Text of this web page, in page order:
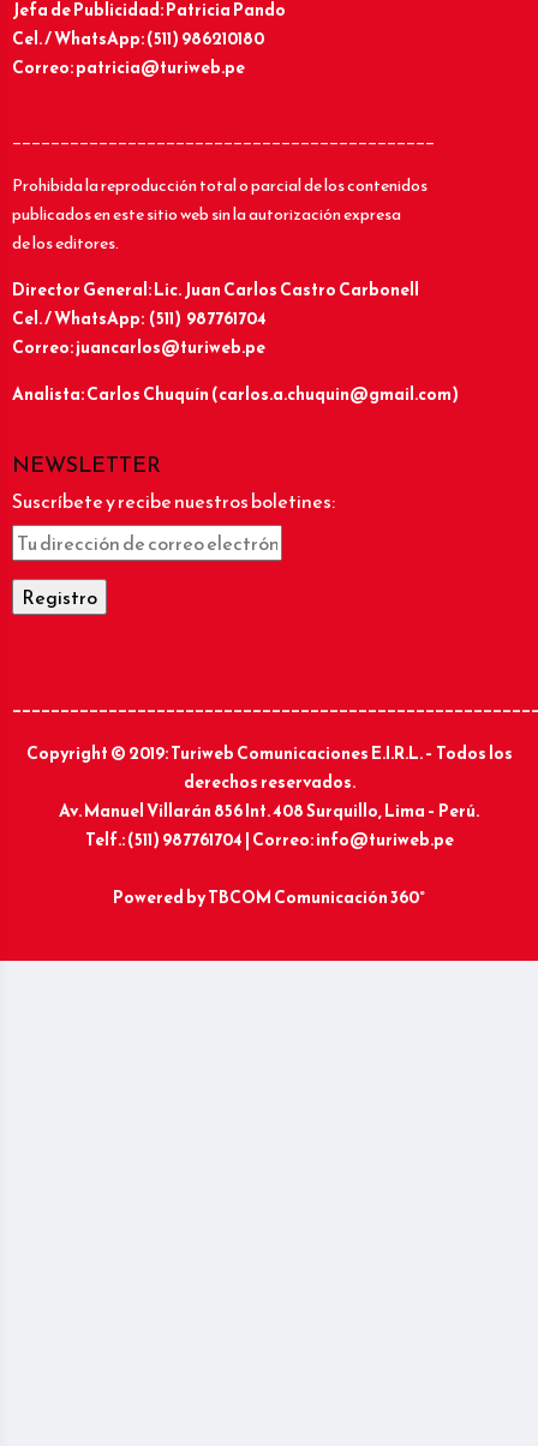
Jefa de Publicidad: Patricia Pando
Cel. / WhatsApp: (511) 986210180
Correo: patricia@turiweb.pe
____________________________________________
Prohibida la reproducción total o parcial de los contenidos
publicados en este sitio web sin la autorización expresa
de los editores.
Director General: Lic.Juan Carlos Castro Carbonell
Cel. / WhatsApp: (511) 987761704
Correo: juancarlos@turiweb.pe
Analista: Carlos Chuquín (carlos.a.chuquin@gmail.com)
NEWSLETTER
Suscríbete y recibe nuestros boletines:
Copyright © 2019: Turiweb Comunicaciones E.I.R.L. – Todos los
derechos reservados.
Av. Manuel Villarán 856 Int. 408 Surquillo, Lima – Perú.
Telf.: (511) 987761704 | Correo: info@turiweb.pe
Powered byTBCOM Comunicación 360°